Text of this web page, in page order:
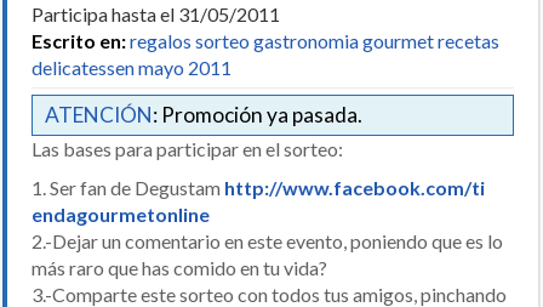
Participa hasta el 31/05/2011
Escrito en:regalos sorteo gastronomia gourmet recetas
delicatessen mayo 2011
ATENCIÓN: Promoción ya pasada.
Las bases para participar en el sorteo:
1. Ser fan de Degustam http://www.facebook.com/ti
endagourmetonline
2.-Dejar un comentario en este evento, poniendo que es lo
más raro que has comido en tu vida?
3.-Comparte este sorteo con todos tus amigos, pinchando